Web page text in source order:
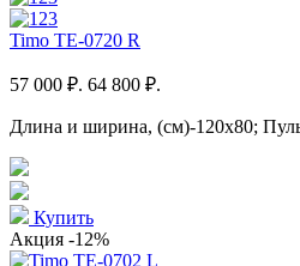
Timo TE-0720 R
57 000 ₽. 64 800 ₽.
Длина и ширина, (см)-120x80;
Купить
Акция -12%